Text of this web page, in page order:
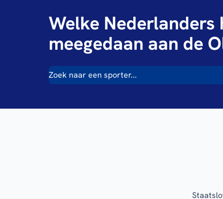
Welke Nederlanders
meegedaan aan de